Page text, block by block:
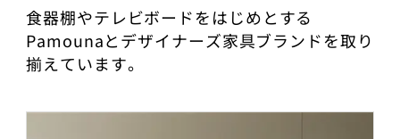
食器棚やテレビボードをはじめとする
Pamounaとデザイナーズ家具ブランドを取り
揃えています。